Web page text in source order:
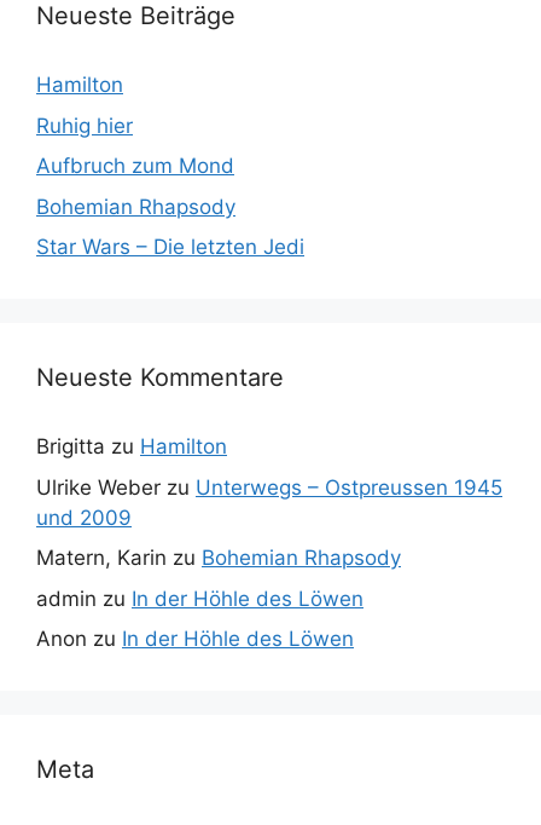
Neueste Beiträge
Hamilton
Ruhig hier
Aufbruch zum Mond
Bohemian Rhapsody
Star Wars – Die letzten Jedi
Neueste Kommentare
Brigitta zu Hamilton
Ulrike Weber zu Unterwegs – Ostpreussen 1945
und 2009
Matern, Karin zu Bohemian Rhapsody
admin zu In der Höhle des Löwen
Anon zu In der Höhle des Löwen
Meta